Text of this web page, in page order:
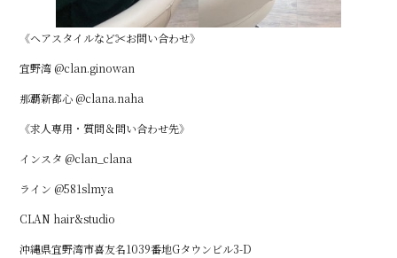
《ヘアスタイルなど✂︎お問い合わせ》
宜野湾 @clan.ginowan
那覇新都心 @clana.naha
《求人専用・質問＆問い合わせ先》
インスタ @clan_clana
ライン @581slmya
CLAN hair&studio
沖縄県宜野湾市喜友名1039番地Gタウンビル3-D